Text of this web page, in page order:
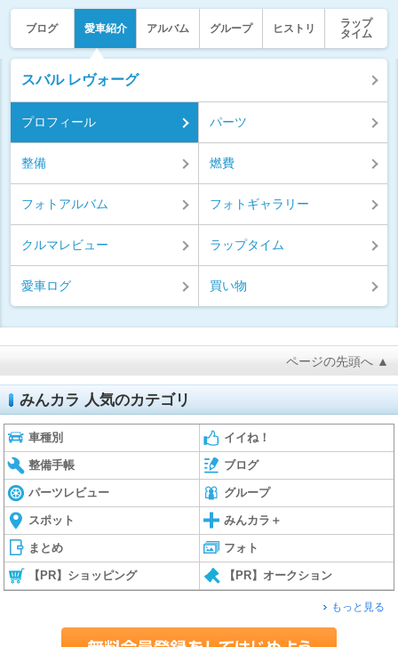
ブログ 愛車紹介 アルバム グループ ヒストリ
ラップ
タイム
スバル レヴォーグ
プロフィール パーツ
整備 燃費
フォトアルバム フォトギャラリー
クルマレビュー ラップタイム
愛車ログ 買い物
ページの先頭へ ▲
みんカラ 人気のカテゴリ
車種別 イイね！
整備手帳 ブログ
パーツレビュー グループ
スポット みんカラ＋
まとめ フォト
【PR】ショッピング 【PR】オークション
もっと見る